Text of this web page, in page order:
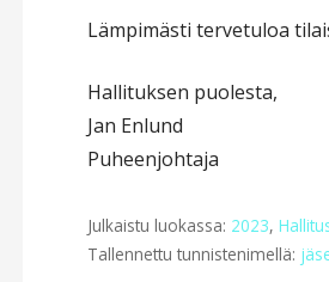
Lämpimästi tervetuloa
Hallituksen puolesta,
Jan Enlund
Puheenjohtaja
Julkaistu luokassa: 2023,
Tallennettu tunnistenimellä: